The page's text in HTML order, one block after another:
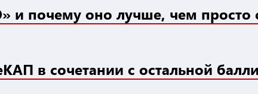
и почему оно лучше, чем
в сочетании с остальной